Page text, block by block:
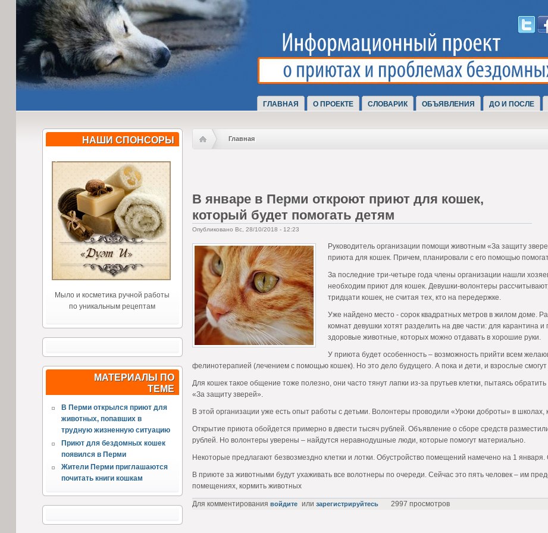
ГЛАВНАЯ О ПРОЕКТЕ СЛОВАРИК ОБЪЯВЛЕНИЯ ДО И ПОСЛЕ
НАШИ СПОНСОРЫ
Мыло и косметика ручной работы
по уникальным рецептам
МАТЕРИАЛЫ ПО
ТЕМЕ
В Перми открылся приют для
животных, попавших в
трудную жизненную ситуацию
Приют для бездомных кошек
появился в Перми
Жители Перми приглашаются
почитать книги кошкам
Главная
В январе в Перми откроют приют для кошек,
который будет помогать детям
Опубликовано Вс, 28/10/2018 - 12:23
Руководитель организации помощи животным «За защиту
приюта для кошек. Причем, планировали с его помощью
За последние три-четыре года члены организации нашли
необходим приют для кошек. Девушки-волонтеры
тридцати кошек, не считая тех, кто на передержке.
Уже найдено место - сорок квадратных метров в жилом доме.
комнат девушки хотят разделить на две части: для карантина
здоровые животные, которых можно отдавать в хорошие руки.
У приюта будет особенность – возможность прийти всем
фелинотерапией (лечением с помощью кошек). Но это дело будущего. А пока и дети, и взрослые
Для кошек такое общение тоже полезно, они часто тянут лапки из-за прутьев клетки, пытаясь
«За защиту зверей».
В этой организации уже есть опыт работы с детьми. Волонтеры проводили «Уроки доброты» в школах,
Открытие приюта обойдется примерно в двести тысяч рублей. Объявление о сборе средств
рублей. Но волонтеры уверены – найдутся неравнодушные люди, которые помогут материально.
Некоторые предлагают безвозмездно клетки и лотки. Обустройство помещений намечено на 1
В приюте за животными будут ухаживать все волотнеры по очереди. Сейчас это пять человек – им
помещениях, кормить животных
Для комментирования войдите или зарегистрируйтесь 2997 просмотров